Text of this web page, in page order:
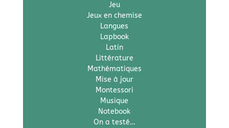
Jeu
Jeux en chemise
Langues
Lapbook
Latin
Littérature
Mathématiques
Mise à jour
Montessori
Musique
Notebook
On a testé…